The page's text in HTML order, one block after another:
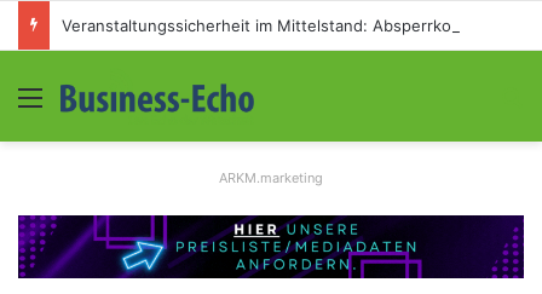
Menü
ARKM.marketing